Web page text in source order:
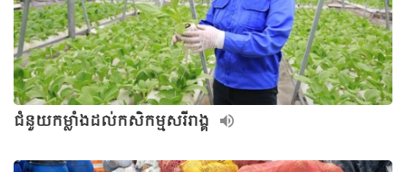
ជំនួយកម្លាំងដល់កសិកម្មសរីរាង្គ